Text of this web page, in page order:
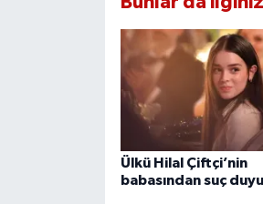
Ülkü Hilal Çiftçi’nin
babasından suç